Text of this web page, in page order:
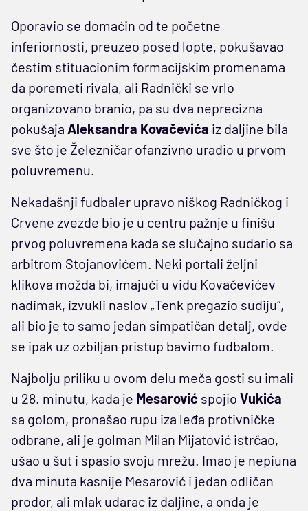
Oporavio se domaćin od te početne
inferiornosti, preuzeo posed lopte, pokušavao
čestim stituacionim formacijskim promenama
da poremeti rivala, ali Radnički se vrlo
organizovano branio, pa su dva neprecizna
pokušaja Aleksandra Kovačevića iz daljine bila
sve što je Železničar ofanzivno uradio u prvom
poluvremenu.
Nekadašnji fudbaler upravo niškog Radničkog i
Crvene zvezde bio je u centru pažnje u finišu
prvog poluvremena kada se slučajno sudario sa
arbitrom Stojanovićem. Neki portali željni
klikova možda bi, imajući u vidu Kovačevićev
nadimak, izvukli naslov „Tenk pregazio sudiju“,
ali bio je to samo jedan simpatičan detalj, ovde
se ipak uz ozbiljan pristup bavimo fudbalom.
Najbolju priliku u ovom delu meča gosti su imali
u 28. minutu, kada je Mesarović spojio Vukića
sa golom, pronašao rupu iza leđa protivničke
odbrane, ali je golman Milan Mijatović istrčao,
ušao u šut i spasio svoju mrežu. Imao je nepiuna
dva minuta kasnije Mesarović i jedan odličan
prodor, ali mlak udarac iz daljine, a onda je